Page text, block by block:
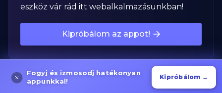
Fogyj és izmosodj hatékonyan
appunkkal!
Kipróbálom →
eszköz vár rád itt webalkalmazásunkban!
Kipróbálom az appot!